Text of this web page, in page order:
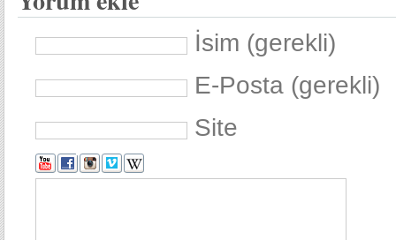
İsim (gerekli)
E-Posta (gerekli)
Site